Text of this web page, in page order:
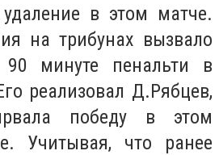
в этом матче.
на трибунах вызвало
90 минуте пенальти в
реализовал Д.Рябцев,
победу в этом
Учитывая, что ранее